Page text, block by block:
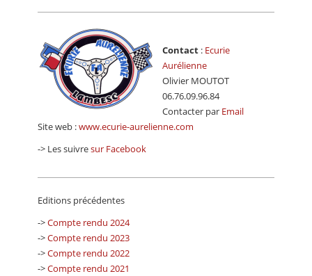
Contact : Ecurie
Aurélienne
Olivier MOUTOT
06.76.09.96.84
Contacter par Email
Site web :www.ecurie-aurelienne.com
-> Les suivresur Facebook
Editions précédentes
->Compte rendu 2024
->Compte rendu 2023
->Compte rendu 2022
->Compte rendu 2021